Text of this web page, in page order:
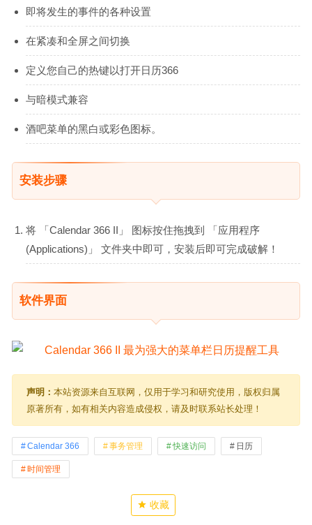
即将发生的事件的各种设置
在紧凑和全屏之间切换
定义您自己的热键以打开日历366
与暗模式兼容
酒吧菜单的黑白或彩色图标。
安装步骤
将 「Calendar 366 II」 图标按住拖拽到 「应用程序
(Applications)」 文件夹中即可，安装后即可完成破解！
软件界面
声明： 本站资源来自互联网，仅用于学习和研究使用，版权归属
原著所有，如有相关内容造成侵权，请及时联系站长处理！
Calendar 366 事务管理 快速访问 日历
时间管理
收藏